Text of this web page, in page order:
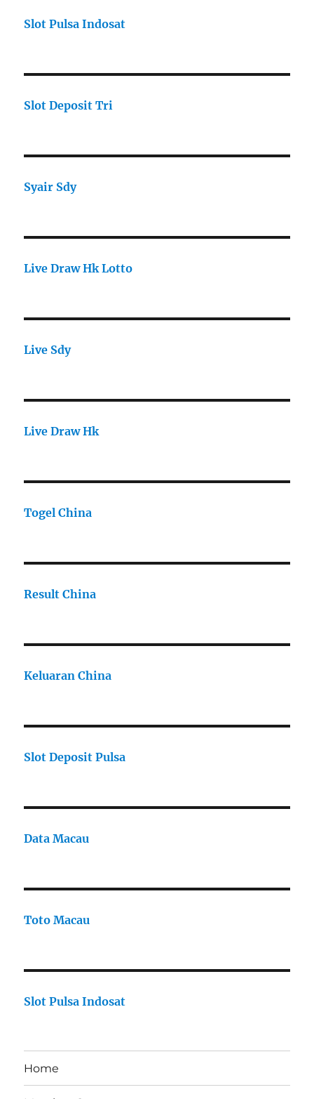
Slot Pulsa Indosat
Slot Deposit Tri
Syair Sdy
Live Draw Hk Lotto
Live Sdy
Live Draw Hk
Togel China
Result China
Keluaran China
Slot Deposit Pulsa
Data Macau
Toto Macau
Slot Pulsa Indosat
Home